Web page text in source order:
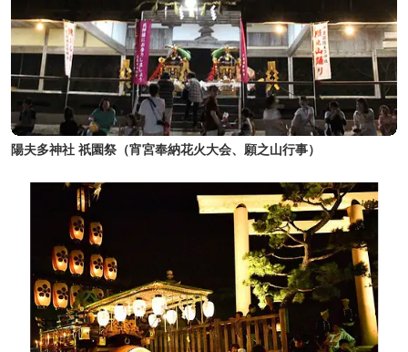
陽夫多神社 祇園祭（宵宮奉納花火大会、願之山行事）